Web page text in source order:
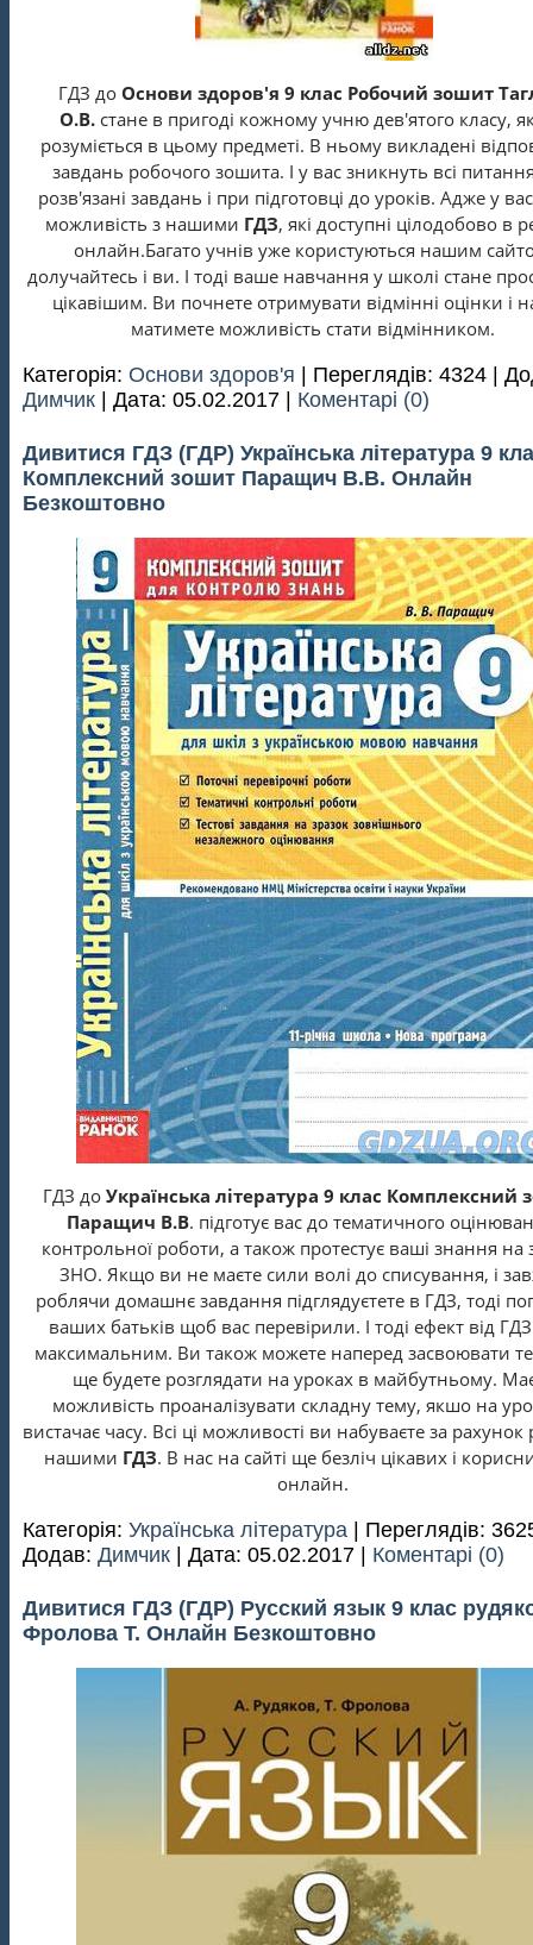
ГДЗ доОснови здоров'я 9 клас Робочий зошит
О.В. стане в пригоді кожному учню дев'ятого класу,
розуміється в цьому предметі. В ньому викладені
завдань робочого зошита. І у вас зникнуть всі
розв'язані завдань і при підготовці до уроків. Адже у
можливість з нашими ГДЗ, які доступні цілодобово в
онлайн.Багато учнів уже користуються нашим
долучайтесь і ви. І тоді ваше навчання у школі стане
цікавішим. Ви почнете отримувати відмінні оцінки і
матимете можливість стати відмінником.
Категорія: Основи здоров'я | Переглядів: 4324 |
Димчик | Дата: 05.02.2017 Коментарі (0)
Дивитися ГДЗ (ГДР) Українська література 9
Комплексний зошит Паращич В.В. Онлайн
Безкоштовно
ГДЗ доУкраїнська література 9 клас Комплексний
Паращич В.В. підготує вас до тематичного
контрольної роботи, а також протестує ваші знання на
ЗНО. Якщо ви не маєте сили волі до списування, і
роблячи домашнє завдання підглядуєтете в ГДЗ, тоді
ваших батьків щоб вас перевірили. І тоді ефект від
максимальним. Ви також можете наперед засвоювати
ще будете розглядати на уроках в майбутньому.
можливість проаналізувати складну тему, якшо на
вистачає часу. Всі ці можливості ви набуваєте за рахунок
нашими ГДЗ. В нас на сайті ще безліч цікавих і
онлайн.
Категорія: Українська література | Переглядів:
Додав: Димчик | Дата: 05.02.2017 Коментарі (0)
Дивитися ГДЗ (ГДР) Русский язык 9 клас
Фролова Т. Онлайн Безкоштовно